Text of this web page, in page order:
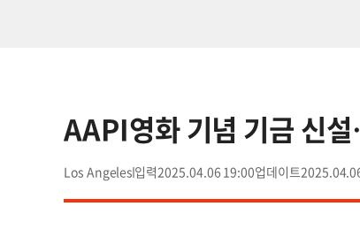
AAPI영화 기념 기금 신
Los Angeles 2025.04.06 19:00